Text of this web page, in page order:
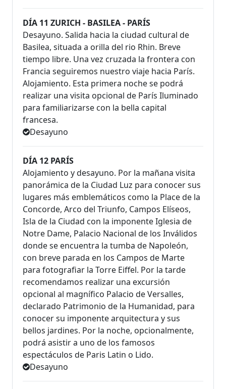
DÍA 11 ZURICH - BASILEA - PARÍS
Desayuno. Salida hacia la ciudad cultural de
Basilea, situada a orilla del rio Rhin. Breve
tiempo libre. Una vez cruzada la frontera con
Francia seguiremos nuestro viaje hacia París.
Alojamiento. Esta primera noche se podrá
realizar una visita opcional de París Iluminado
para familiarizarse con la bella capital
francesa.
Desayuno
DÍA 12 PARÍS
Alojamiento y desayuno. Por la mañana visita
panorámica de la Ciudad Luz para conocer sus
lugares más emblemáticos como la Place de la
Concorde, Arco del Triunfo, Campos Elíseos,
Isla de la Ciudad con la imponente Iglesia de
Notre Dame, Palacio Nacional de los Inválidos
donde se encuentra la tumba de Napoleón,
con breve parada en los Campos de Marte
para fotografiar la Torre Eiffel. Por la tarde
recomendamos realizar una excursión
opcional al magnífico Palacio de Versalles,
declarado Patrimonio de la Humanidad, para
conocer su imponente arquitectura y sus
bellos jardines. Por la noche, opcionalmente,
podrá asistir a uno de los famosos
espectáculos de Paris Latin o Lido.
Desayuno